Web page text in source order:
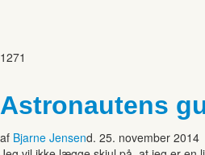
1271
Astronautens
af Bjarne Jensend. 25. november 2014